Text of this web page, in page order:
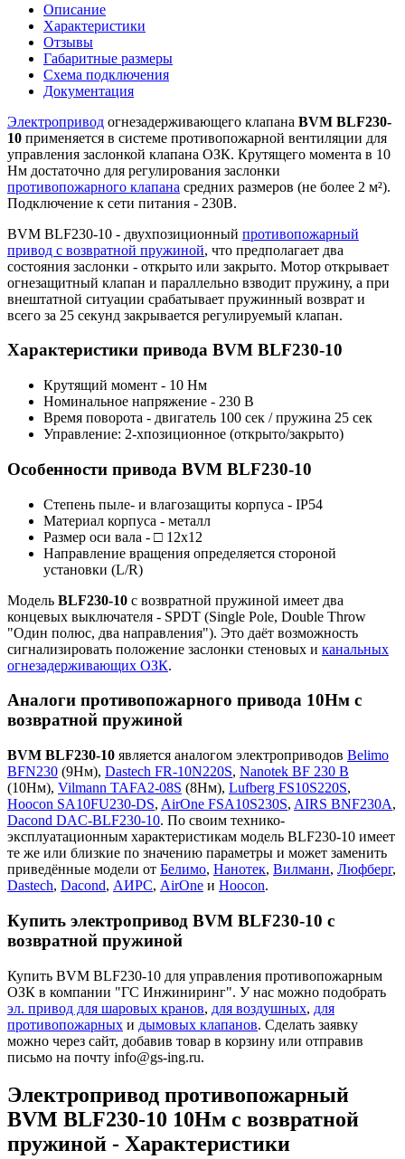
Описание
Характеристики
Отзывы
Габаритные размеры
Схема подключения
Документация
Электропривод огнезадерживающего клапана BVM BLF230-
10 применяется в системе противопожарной вентиляции для
управления заслонкой клапана ОЗК. Крутящего момента в 10
Нм достаточно для регулирования заслонки
противопожарного клапана средних размеров (не более 2 м²).
Подключение к сети питания - 230В.
BVM BLF230-10 - двухпозиционный противопожарный
привод с возвратной пружиной, что предполагает два
состояния заслонки - открыто или закрыто. Мотор открывает
огнезащитный клапан и параллельно взводит пружину, а при
внештатной ситуации срабатывает пружинный возврат и
всего за 25 секунд закрывается регулируемый клапан.
Характеристики привода BVM BLF230-10
Крутящий момент - 10 Нм
Номинальное напряжение - 230 В
Время поворота - двигатель 100 сек / пружина 25 сек
Управление: 2-хпозиционное (открыто/закрыто)
Особенности привода BVM BLF230-10
Степень пыле- и влагозащиты корпуса - IP54
Материал корпуса - металл
Размер оси вала - □ 12х12
Направление вращения определяется стороной
установки (L/R)
Модель BLF230-10 с возвратной пружиной имеет два
концевых выключателя - SPDT (Single Pole, Double Throw
"Один полюс, два направления"). Это даёт возможность
сигнализировать положение заслонки стеновых и канальных
огнезадерживающих ОЗК.
Аналоги противопожарного привода 10Нм с
возвратной пружиной
BVM BLF230-10 является аналогом электроприводов Belimo
BFN230 (9Нм), Dastech FR-10N220S, Nanotek BF 230 B
(10Нм), Vilmann TAFA2-08S (8Нм), Lufberg FS10S220S,
Hoocon SA10FU230-DS, AirOne FSA10S230S, AIRS BNF230A,
Dacond DAC-BLF230-10. По своим технико-
эксплуатационным характеристикам модель BLF230-10 имеет
те же или близкие по значению параметры и может заменить
приведённые модели от Белимо, Нанотек, Вилманн, Люфберг,
Dastech, Dacond, АИРС, AirOne и Hoocon.
Купить электропривод BVM BLF230-10 с
возвратной пружиной
Купить BVM BLF230-10 для управления противопожарным
ОЗК в компании "ГС Инжиниринг". У нас можно подобрать
эл. привод для шаровых кранов, для воздушных, для
противопожарных и дымовых клапанов. Сделать заявку
можно через сайт, добавив товар в корзину или отправив
письмо на почту info@gs-ing.ru.
Электропривод противопожарный
BVM BLF230-10 10Нм с возвратной
пружиной - Характеристики